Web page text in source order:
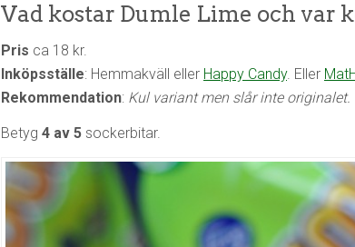
Vad kostar Dumle Lime och var
Pris ca 18 kr.
Inköpsställe: Hemmakväll eller Happy Candy. Eller
Rekommendation: Kul variant men slår inte originalet.
Betyg 4 av 5 sockerbitar.